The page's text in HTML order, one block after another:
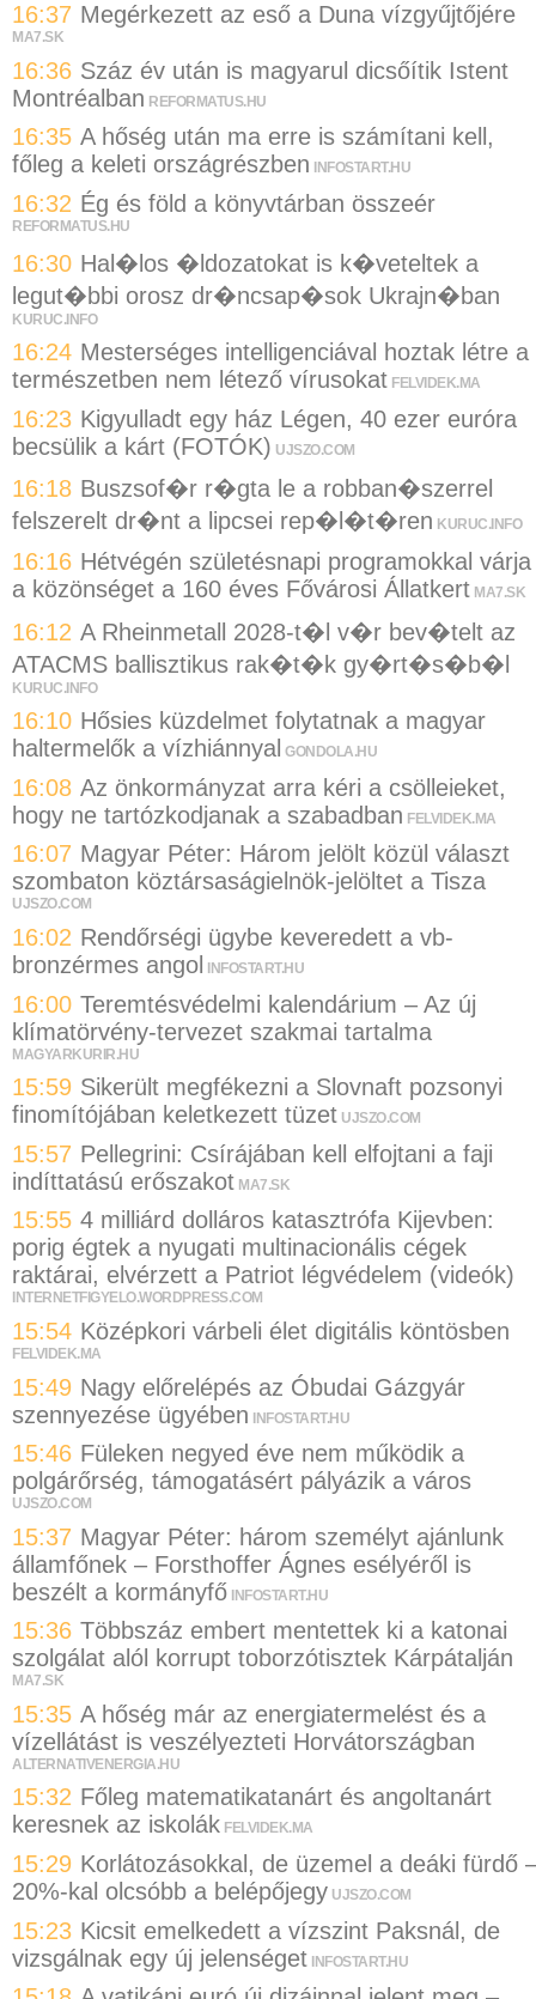
16:37 Megérkezett az eső a Duna vízgyűjtőjére
MA7.SK
16:36 Száz év után is magyarul dicsőítik Istent
Montréalban REFORMATUS.HU
16:35 A hőség után ma erre is számítani kell,
főleg a keleti országrészben
INFOSTART.HU
16:32 Ég és föld a könyvtárban összeér
REFORMATUS.HU
16:30 Hal�los �ldozatokat is k�veteltek a
legut�bbi orosz dr�ncsap�sok Ukrajn�ban
KURUC.INFO
16:24 Mesterséges intelligenciával hoztak létre a
természetben nem létező vírusokat FELVIDEK.MA
16:23 Kigyulladt egy ház Légen, 40 ezer euróra
becsülik a kárt (FOTÓK) UJSZO.COM
16:18 Buszsof�r r�gta le a robban�szerrel
felszerelt dr�nt a lipcsei rep�l�t�ren KURUC.INFO
16:16 Hétvégén születésnapi programokkal várja
a közönséget a 160 éves Fővárosi Állatkert MA7.SK
16:12 A Rheinmetall 2028-t�l v�r bev�telt az
ATACMS ballisztikus rak�t�k gy�rt�s�b�l
KURUC.INFO
16:10 Hősies küzdelmet folytatnak a magyar
haltermelők a vízhiánnyal GONDOLA.HU
16:08 Az önkormányzat arra kéri a csölleieket,
hogy ne tartózkodjanak a szabadban FELVIDEK.MA
16:07 Magyar Péter: Három jelölt közül választ
szombaton köztársaságielnök-jelöltet a Tisza
UJSZO.COM
16:02 Rendőrségi ügybe keveredett a vb-
bronzérmes angol
INFOSTART.HU
16:00 Teremtésvédelmi kalendárium – Az új
klímatörvény-tervezet szakmai tartalma
MAGYARKURIR.HU
15:59 Sikerült megfékezni a Slovnaft pozsonyi
finomítójában keletkezett tüzet UJSZO.COM
15:57 Pellegrini: Csírájában kell elfojtani a faji
indíttatású erőszakot MA7.SK
15:55 4 milliárd dolláros katasztrófa Kijevben:
porig égtek a nyugati multinacionális cégek
raktárai, elvérzett a Patriot légvédelem (videók)
INTERNETFIGYELO.WORDPRESS.COM
15:54 Középkori várbeli élet digitális köntösben
FELVIDEK.MA
15:49 Nagy előrelépés az Óbudai Gázgyár
szennyezése ügyében INFOSTART.HU
15:46 Füleken negyed éve nem működik a
polgárőrség, támogatásért pályázik a város
UJSZO.COM
15:37 Magyar Péter: három személyt ajánlunk
államfőnek – Forsthoffer Ágnes esélyéről is
beszélt a kormányfő INFOSTART.HU
15:36 Többszáz embert mentettek ki a katonai
szolgálat alól korrupt toborzótisztek Kárpátalján
MA7.SK
15:35 A hőség már az energiatermelést és a
vízellátást is veszélyezteti Horvátországban
ALTERNATIVENERGIA.HU
15:32 Főleg matematikatanárt és angoltanárt
keresnek az iskolák FELVIDEK.MA
15:29 Korlátozásokkal, de üzemel a deáki fürdő
20%-kal olcsóbb a belépőjegy UJSZO.COM
15:23 Kicsit emelkedett a vízszint Paksnál, de
vizsgálnak egy új jelenséget INFOSTART.HU